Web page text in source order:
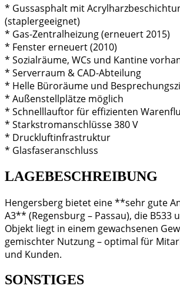
* Gussasphalt mit
(staplergeeignet)
* Gas-Zentralheizung (erneuert 2015)
* Fenster erneuert (2010)
* Sozialräume, WCs und Kantine
* Serverraum & CAD-Abteilung
* Helle Büroräume und
* Außenstellplätze möglich
* Schnelllauftor für effizienten
* Starkstromanschlüsse 380 V
* Druckluftinfrastruktur
* Glasfaseranschluss
LAGEBESCHREIBUNG
Hengersberg bietet eine **sehr gute
A3** (Regensburg – Passau), die B533
Objekt liegt in einem gewachsenen
gemischter Nutzung – optimal für
und Kunden.
SONSTIGES